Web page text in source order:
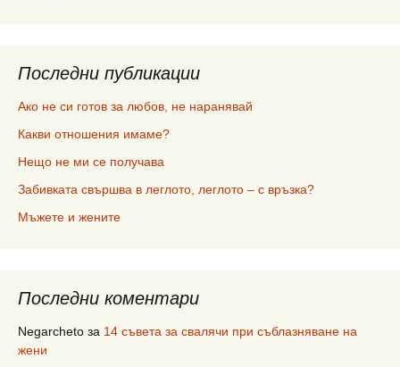
Последни публикации
Ако не си готов за любов, не наранявай
Какви отношения имаме?
Нещо не ми се получава
Забивката свършва в леглото, леглото – с връзка?
Мъжете и жените
Последни коментари
Negarcheto за 14 съвета за свалячи при съблазняване на
жени